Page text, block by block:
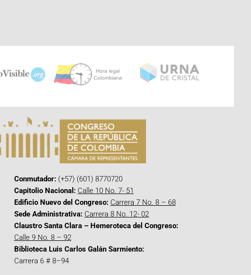
Conmutador:(+57) (601) 8770720
Capitolio Nacional: Calle 10 No. 7- 51
Edificio Nuevo del Congreso: Carrera 7 No. 8 – 68
Sede Administrativa: Carrera 8 No. 12- 02
Claustro Santa Clara – Hemeroteca del Congreso:
Calle 9 No. 8 – 92
Biblioteca Luis Carlos Galán Sarmiento:
Carrera 6 # 8–94